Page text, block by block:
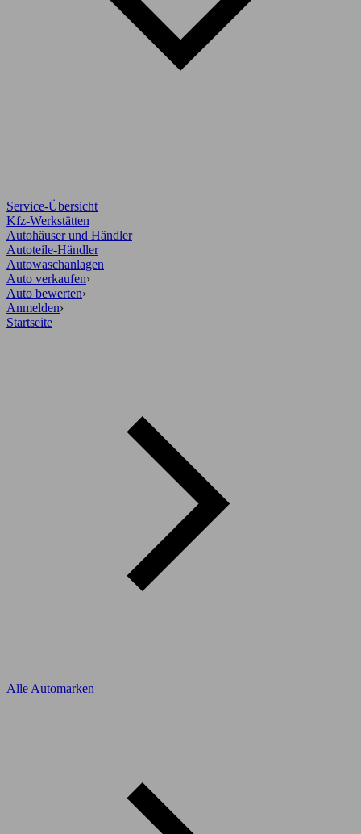
Service-Übersicht
Kfz-Werkstätten
Autohäuser und Händler
Autoteile-Händler
Autowaschanlagen
Auto verkaufen›
Auto bewerten›
Anmelden›
Startseite
Alle Automarken